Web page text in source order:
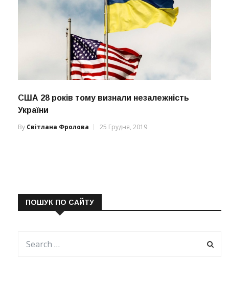
США 28 років тому визнали незалежність
України
By Світлана Фролова 25 Грудня, 2019
ПОШУК ПО САЙТУ